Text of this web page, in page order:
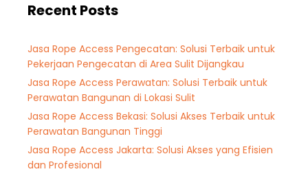
Recent Posts
Jasa Rope Access Pengecatan: Solusi Terbaik untuk
Pekerjaan Pengecatan di Area Sulit Dijangkau
Jasa Rope Access Perawatan: Solusi Terbaik untuk
Perawatan Bangunan di Lokasi Sulit
Jasa Rope Access Bekasi: Solusi Akses Terbaik untuk
Perawatan Bangunan Tinggi
Jasa Rope Access Jakarta: Solusi Akses yang Efisien
dan Profesional